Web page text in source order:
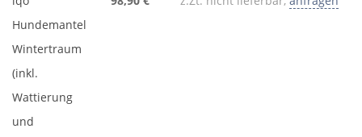
Hundemantel
Wintertraum
(inkl.
Wattierung
und